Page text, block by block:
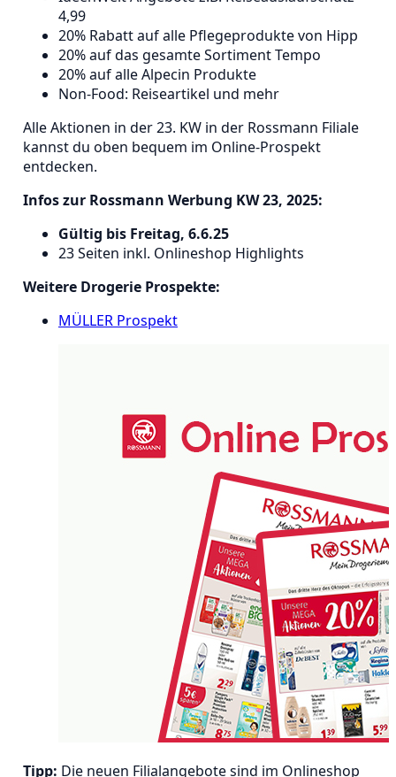
4,99
20% Rabatt auf alle Pflegeprodukte von Hipp
20% auf das gesamte Sortiment Tempo
20% auf alle Alpecin Produkte
Non-Food: Reiseartikel und mehr
Alle Aktionen in der 23. KW in der Rossmann Filiale
kannst du oben bequem im Online-Prospekt
entdecken.
Infos zur Rossmann Werbung KW 23, 2025:
Gültig bis Freitag, 6.6.25
23 Seiten inkl. Onlineshop Highlights
Weitere Drogerie Prospekte:
MÜLLER Prospekt
Tipp: Die neuen Filialangebote sind im Onlineshop